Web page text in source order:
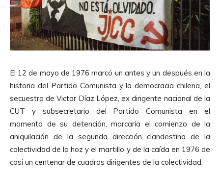
El 12 de mayo de 1976 marcó un antes y un después en la
historia del Partido Comunista y la democracia chilena, el
secuestro de Victor Díaz López, ex dirigente nacional de la
CUT y subsecretario del Partido Comunista en el
momento de su detención, marcaría el comienzo de la
aniquilación de la segunda dirección clandestina de la
colectividad de la hoz y el martillo y de la caída en 1976 de
casi un centenar de cuadros dirigentes de la colectividad.